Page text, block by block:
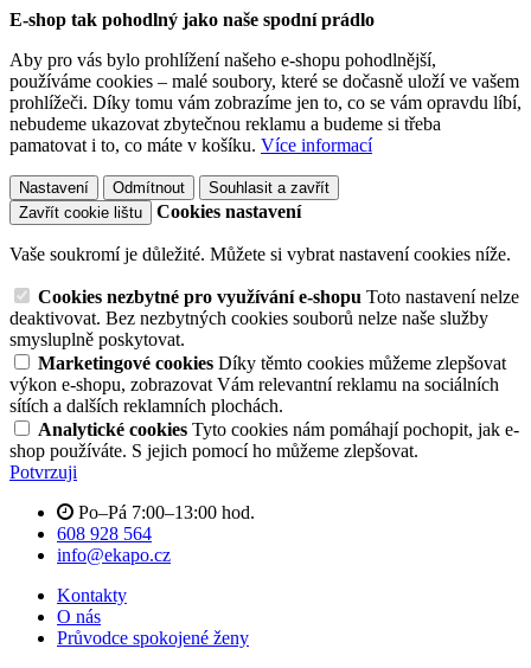
E-shop tak pohodlný jako naše spodní prádlo
Aby pro vás bylo prohlížení našeho e-shopu pohodlnější,
používáme cookies – malé soubory, které se dočasně uloží ve vašem
prohlížeči. Díky tomu vám zobrazíme jen to, co se vám opravdu líbí,
nebudeme ukazovat zbytečnou reklamu a budeme si třeba
pamatovat i to, co máte v košíku. Více informací
Nastavení Odmítnout
Souhlasit a zavřít
Zavřít cookie lištu
Cookies nastavení
Vaše soukromí je důležité. Můžete si vybrat nastavení cookies níže.
Cookies nezbytné pro využívání e-shopu Toto nastavení nelze
deaktivovat. Bez nezbytných cookies souborů nelze naše služby
smysluplně poskytovat.
Marketingové cookies Díky těmto cookies můžeme zlepšovat
výkon e-shopu, zobrazovat Vám relevantní reklamu na sociálních
sítích a dalších reklamních plochách.
Analytické cookies Tyto cookies nám pomáhají pochopit, jak e-
shop používáte. S jejich pomocí ho můžeme zlepšovat.
Potvrzuji
Po–Pá 7:00–13:00 hod.
608 928 564
info@ekapo.cz
Kontakty
O nás
Průvodce spokojené ženy